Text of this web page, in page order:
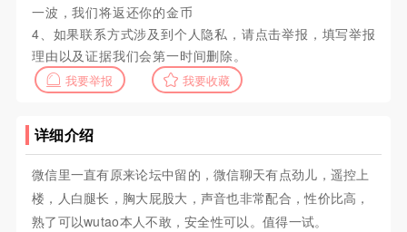
一波，我们将返还你的金币
4、如果联系方式涉及到个人隐私，请点击举报，填写举报
理由以及证据我们会第一时间删除。
我要举报 我要收藏
详细介绍
微信里一直有原来论坛中留的，微信聊天有点劲儿，遥控上
楼，人白腿长，胸大屁股大，声音也非常配合，性价比高，
熟了可以wutao本人不敢，安全性可以。值得一试。